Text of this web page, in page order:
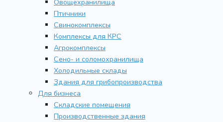
Овощехранилища
Птичники
Свинокомплексы
Комплексы для КРС
Агрокомплексы
Сено- и соломохранилища
Холодильные склады
Здания для грибопроизводства
Для бизнеса
Складские помещения
Производственные здания